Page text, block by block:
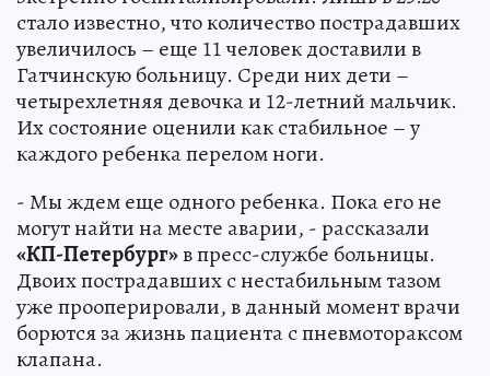
стало известно, что количество пострадавших
увеличилось – еще 11 человек доставили в
Гатчинскую больницу. Среди них дети –
четырехлетняя девочка и 12-летний мальчик.
Их состояние оценили как стабильное – у
каждого ребенка перелом ноги.
- Мы ждем еще одного ребенка. Пока его не
могут найти на месте аварии, - рассказали
«КП-Петербург»в пресс-службе больницы.
Двоих пострадавших с нестабильным тазом
уже прооперировали, в данный момент врачи
борются за жизнь пациента с пневмотораксом
клапана.